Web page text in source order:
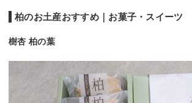
柏のお土産おすすめ｜お菓子・スイーツ
樹杏 柏の葉